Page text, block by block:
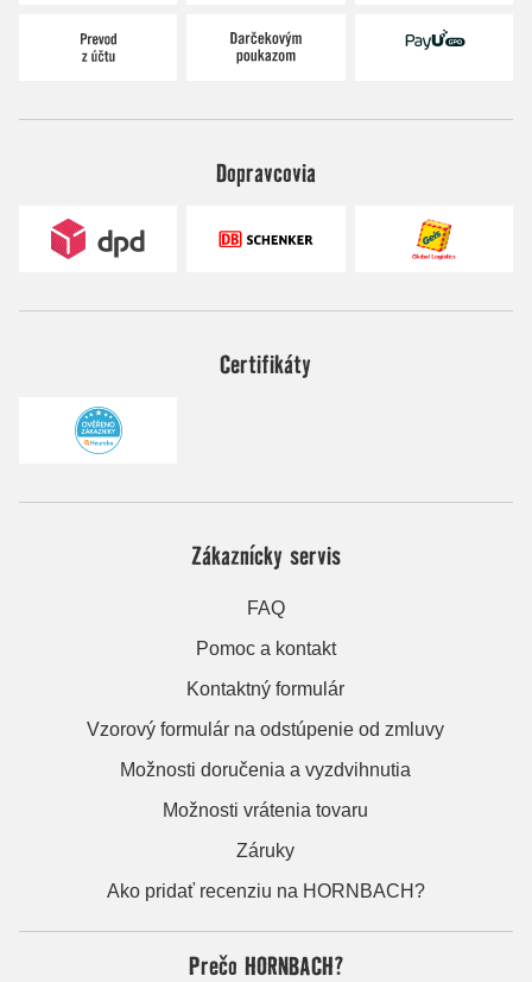
Dopravcovia
Certifikáty
Zákaznícky servis
FAQ
Pomoc a kontakt
Kontaktný formulár
Vzorový formulár na odstúpenie od zmluvy
Možnosti doručenia a vyzdvihnutia
Možnosti vrátenia tovaru
Záruky
Ako pridať recenziu na HORNBACH?
Prečo HORNBACH?